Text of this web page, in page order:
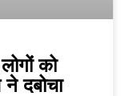
को
दबोचा